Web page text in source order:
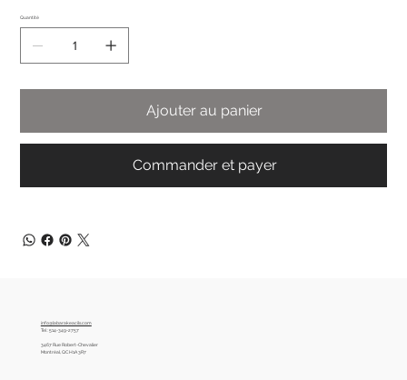
Quantité
Ajouter au panier
Commander et payer
info@labarakeacils.com
Tel :514-349-2757
3467 Rue Robert-Chevalier
Montréal, QC H1A 3R7